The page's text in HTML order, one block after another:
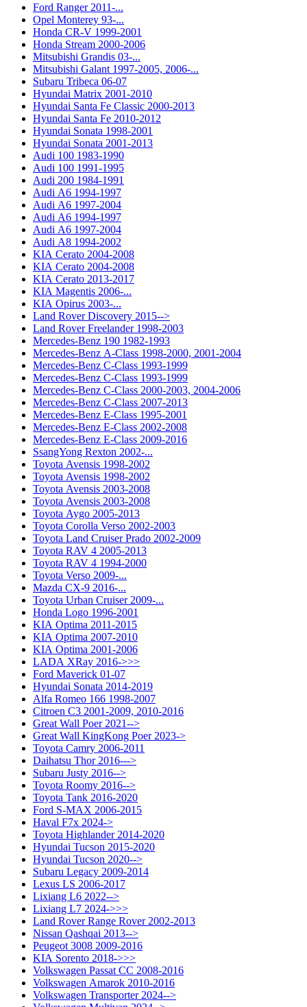
Ford Ranger 2011-...
Opel Monterey 93-...
Honda CR-V 1999-2001
Honda Stream 2000-2006
Mitsubishi Grandis 03-...
Mitsubishi Galant 1997-2005, 2006-...
Subaru Tribeca 06-07
Hyundai Matrix 2001-2010
Hyundai Santa Fe Classic 2000-2013
Hyundai Santa Fe 2010-2012
Hyundai Sonata 1998-2001
Hyundai Sonata 2001-2013
Audi 100 1983-1990
Audi 100 1991-1995
Audi 200 1984-1991
Audi A6 1994-1997
Audi A6 1997-2004
Audi A6 1994-1997
Audi A6 1997-2004
Audi A8 1994-2002
KIA Cerato 2004-2008
KIA Cerato 2004-2008
KIA Cerato 2013-2017
KIA Magentis 2006-...
KIA Opirus 2003-...
Land Rover Discovery 2015-->
Land Rover Freelander 1998-2003
Mercedes-Benz 190 1982-1993
Mercedes-Benz A-Class 1998-2000, 2001-2004
Mercedes-Benz C-Class 1993-1999
Mercedes-Benz C-Class 1993-1999
Mercedes-Benz C-Class 2000-2003, 2004-2006
Mercedes-Benz C-Class 2007-2013
Mercedes-Benz E-Class 1995-2001
Mercedes-Benz E-Class 2002-2008
Mercedes-Benz E-Class 2009-2016
SsangYong Rexton 2002-...
Toyota Avensis 1998-2002
Toyota Avensis 1998-2002
Toyota Avensis 2003-2008
Toyota Avensis 2003-2008
Toyota Aygo 2005-2013
Toyota Corolla Verso 2002-2003
Toyota Land Cruiser Prado 2002-2009
Toyota RAV 4 2005-2013
Toyota RAV 4 1994-2000
Toyota Verso 2009-...
Mazda CX-9 2016-...
Toyota Urban Cruiser 2009-...
Honda Logo 1996-2001
KIA Optima 2011-2015
KIA Optima 2007-2010
KIA Optima 2001-2006
LADA XRay 2016->>>
Ford Maverick 01-07
Hyundai Sonata 2014-2019
Alfa Romeo 166 1998-2007
Citroen C3 2001-2009, 2010-2016
Great Wall Poer 2021-->
Great Wall KingKong Poer 2023->
Toyota Camry 2006-2011
Daihatsu Thor 2016--->
Subaru Justy 2016-->
Toyota Roomy 2016-->
Toyota Tank 2016-2020
Ford S-MAX 2006-2015
Haval F7x 2024->
Toyota Highlander 2014-2020
Hyundai Tucson 2015-2020
Hyundai Tucson 2020-->
Subaru Legacy 2009-2014
Lexus LS 2006-2017
Lixiang L6 2022-->
Lixiang L7 2024->>>
Land Rover Range Rover 2002-2013
Nissan Qashqai 2013-->
Peugeot 3008 2009-2016
KIA Sorento 2018->>>
Volkswagen Passat CC 2008-2016
Volkswagen Amarok 2010-2016
Volkswagen Transporter 2024-->